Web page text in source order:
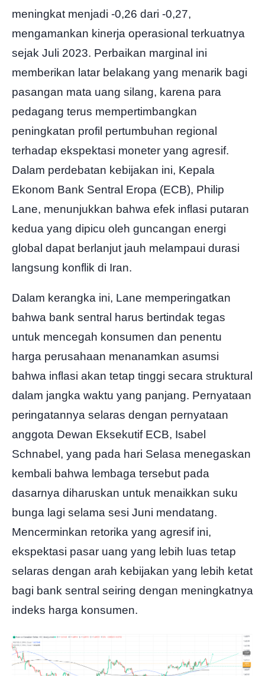
meningkat menjadi -0,26 dari -0,27,
mengamankan kinerja operasional terkuatnya
sejak Juli 2023. Perbaikan marginal ini
memberikan latar belakang yang menarik bagi
pasangan mata uang silang, karena para
pedagang terus mempertimbangkan
peningkatan profil pertumbuhan regional
terhadap ekspektasi moneter yang agresif.
Dalam perdebatan kebijakan ini, Kepala
Ekonom Bank Sentral Eropa (ECB), Philip
Lane, menunjukkan bahwa efek inflasi putaran
kedua yang dipicu oleh guncangan energi
global dapat berlanjut jauh melampaui durasi
langsung konflik di Iran.
Dalam kerangka ini, Lane memperingatkan
bahwa bank sentral harus bertindak tegas
untuk mencegah konsumen dan penentu
harga perusahaan menanamkan asumsi
bahwa inflasi akan tetap tinggi secara struktural
dalam jangka waktu yang panjang. Pernyataan
peringatannya selaras dengan pernyataan
anggota Dewan Eksekutif ECB, Isabel
Schnabel, yang pada hari Selasa menegaskan
kembali bahwa lembaga tersebut pada
dasarnya diharuskan untuk menaikkan suku
bunga lagi selama sesi Juni mendatang.
Mencerminkan retorika yang agresif ini,
ekspektasi pasar uang yang lebih luas tetap
selaras dengan arah kebijakan yang lebih ketat
bagi bank sentral seiring dengan meningkatnya
indeks harga konsumen.